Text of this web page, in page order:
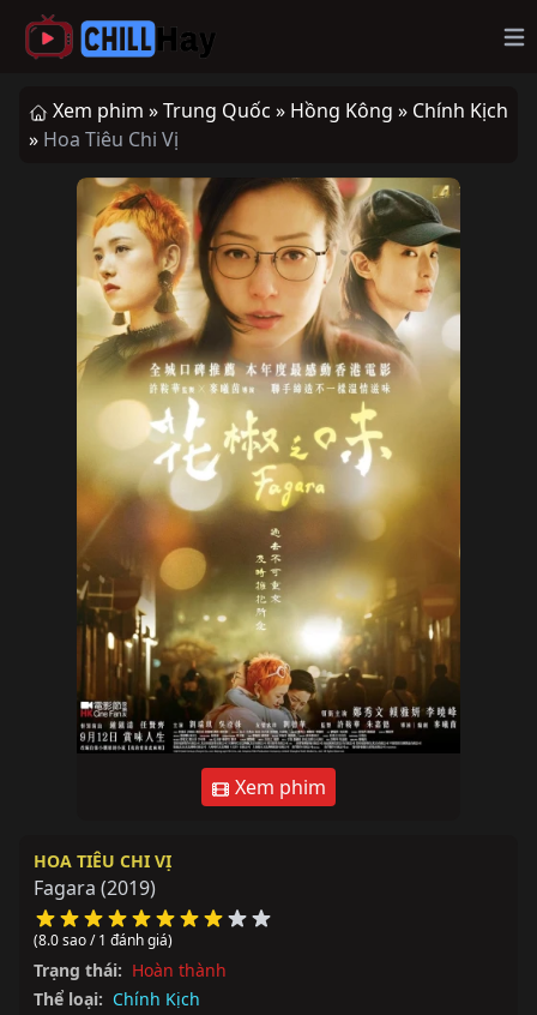
Xem phim »Trung Quốc » Hồng Kông » Chính Kịch
» Hoa Tiêu Chi Vị
Xem phim
HOA TIÊU CHI VỊ
Fagara (2019)
(8.0 sao / 1 đánh giá)
Trạng thái: Hoàn thành
Thể loại: Chính Kịch